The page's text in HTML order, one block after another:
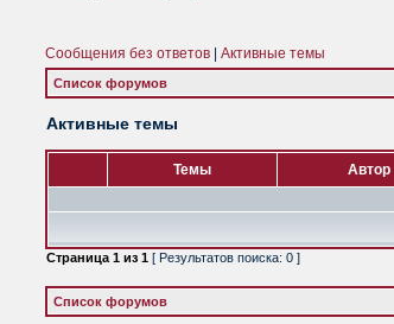
Сообщения без ответов Активные темы
Список форумов
Активные темы
Темы Автор
Страница 1 из 1 [ Результатов поиска: 0 ]
Список форумов